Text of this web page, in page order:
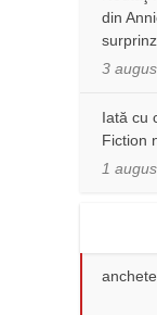
din
3
Iată cu
Fiction
1
anchete